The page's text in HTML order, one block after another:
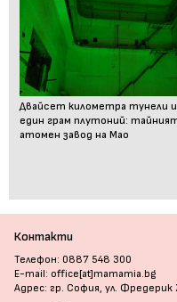
Двайсет километра тунели
един грам плутоний:
атомен завод на Мао
Контакти
Телефон: 0887 548 300
E-mail: office[at]mamamia.bg
Адрес: гр. София, ул.